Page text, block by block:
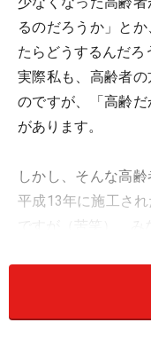
るのだろうか」と
たらどうするんだろ
実際私も、高齢者
のですが、「高齢
があります。
しかし、そんな高
平成13年に施工さ
ですが（苦笑）、
この制度にはポイン